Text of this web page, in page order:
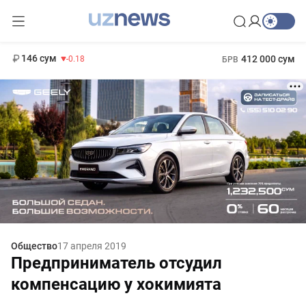
146 сум -0.18 БРВ 412 000 сум
Общество17 апреля 2019
Предприниматель отсудил
компенсацию у хокимията